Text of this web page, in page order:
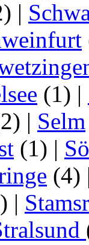
|
(1) |
| Selm
(1) |
(4)
|